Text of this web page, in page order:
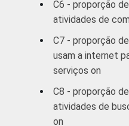
RENDA
FAMILIAR
C6 - proporção
atividades de
C7 - proporção
usam a internet
serviços on
C8 - proporção
atividades de
on